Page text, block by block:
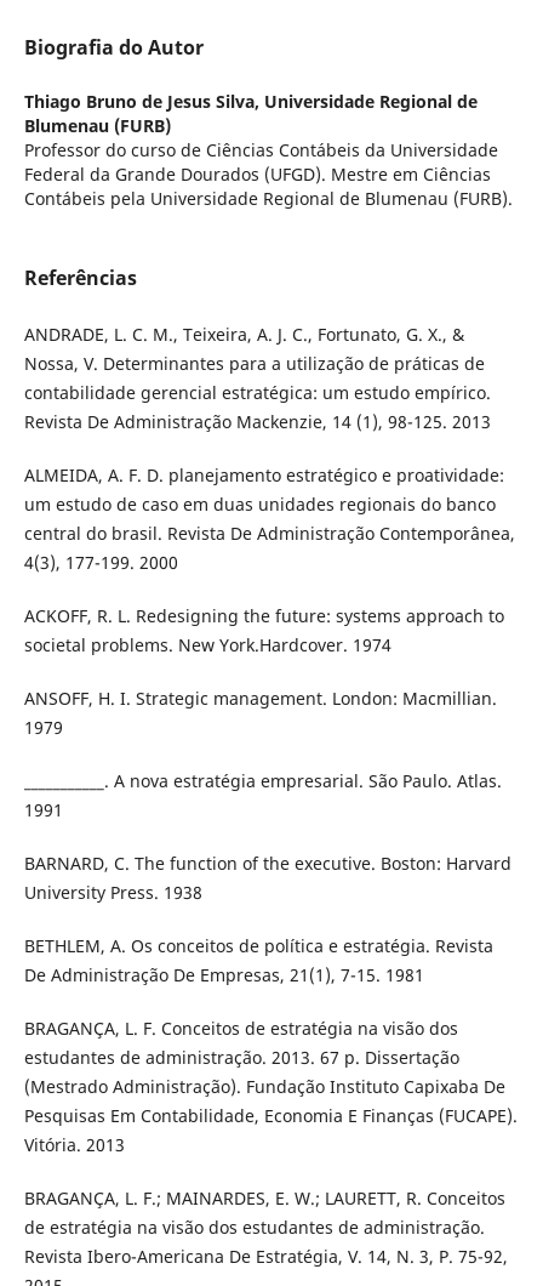
Biografia do Autor
Thiago Bruno de Jesus Silva, Universidade Regional de
Blumenau (FURB)
Professor do curso de Ciências Contábeis da Universidade
Federal da Grande Dourados (UFGD). Mestre em Ciências
Contábeis pela Universidade Regional de Blumenau (FURB).
Referências
ANDRADE, L. C. M., Teixeira, A. J. C., Fortunato, G. X., &
Nossa, V. Determinantes para a utilização de práticas de
contabilidade gerencial estratégica: um estudo empírico.
Revista De Administração Mackenzie, 14 (1), 98-125. 2013
ALMEIDA, A. F. D. planejamento estratégico e proatividade:
um estudo de caso em duas unidades regionais do banco
central do brasil. Revista De Administração Contemporânea,
4(3), 177-199. 2000
ACKOFF, R. L. Redesigning the future: systems approach to
societal problems. New York.Hardcover. 1974
ANSOFF, H. I. Strategic management. London: Macmillian.
1979
___________. A nova estratégia empresarial. São Paulo. Atlas.
1991
BARNARD, C. The function of the executive. Boston: Harvard
University Press. 1938
BETHLEM, A. Os conceitos de política e estratégia. Revista
De Administração De Empresas, 21(1), 7-15. 1981
BRAGANÇA, L. F. Conceitos de estratégia na visão dos
estudantes de administração. 2013. 67 p. Dissertação
(Mestrado Administração). Fundação Instituto Capixaba De
Pesquisas Em Contabilidade, Economia E Finanças (FUCAPE).
Vitória. 2013
BRAGANÇA, L. F.; MAINARDES, E. W.; LAURETT, R. Conceitos
de estratégia na visão dos estudantes de administração.
Revista Ibero-Americana De Estratégia, V. 14, N. 3, P. 75-92,